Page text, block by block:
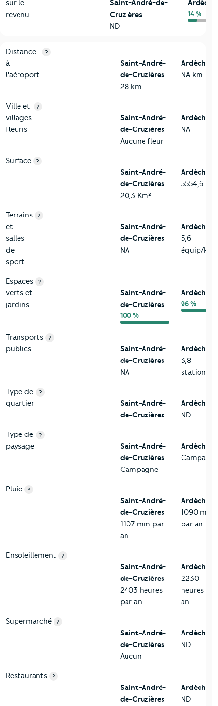
sur le
revenu
Saint-André-de-
Cruzières
ND
Ardèche
14 %
3-Environnement
Critères Saint-André-de-Cruzières
Distance
à
l'aéroport
?
Saint-André-
de-Cruzières
28 km
Ardèche
NA km
Ville et
villages
fleuris
?
Saint-André-
de-Cruzières
Aucune fleur
Ardèche
NA
Surface ?
Saint-André-
de-Cruzières
20,3 Km²
Ardèche
5554,6
Terrains
et
salles
de
sport
?
Saint-André-
de-Cruzières
NA
Ardèche
5,6
équip/km²
Espaces
verts et
jardins
?
Saint-André-
de-Cruzières
100 %
Ardèche
96 %
Transports
publics
?
Saint-André-
de-Cruzières
NA
Ardèche
3,8
station/
Type de
quartier
?
Saint-André-
de-Cruzières
Ardèche
ND
Type de
paysage
?
Saint-André-
de-Cruzières
Campagne
Ardèche
Pluie ?
Saint-André-
de-Cruzières
1107 mm par
an
Ardèche
1090 mm
par an
Ensoleillement ?
Saint-André-
de-Cruzières
2403 heures
par an
Ardèche
2230
heures par
an
Supermarché ?
Saint-André-
de-Cruzières
Aucun
Ardèche
ND
Restaurants ?
Saint-André-
de-Cruzières
Ardèche
ND